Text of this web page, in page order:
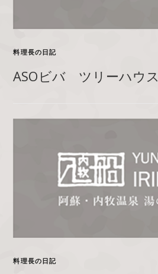
料理長の日記
ASOビバ ツリーハウス
料理長の日記